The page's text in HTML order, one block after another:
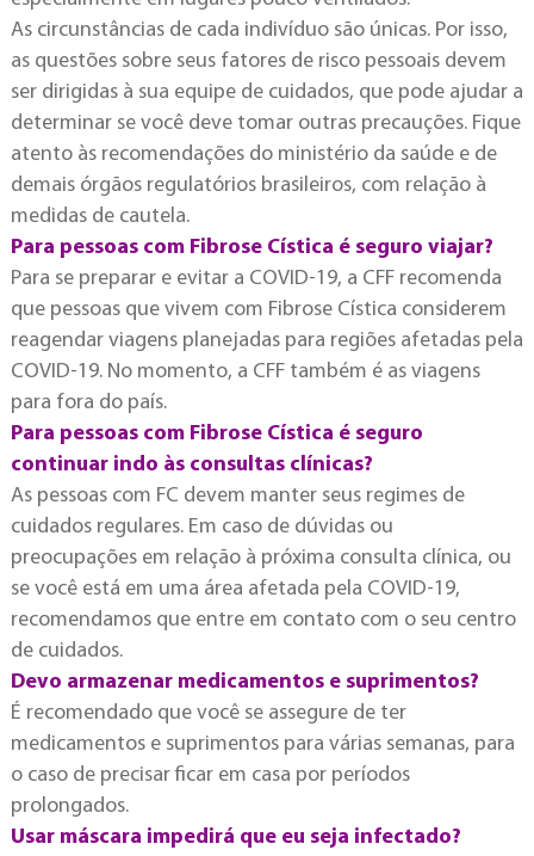
As circunstâncias de cada indivíduo são únicas. Por isso,
as questões sobre seus fatores de risco pessoais devem
ser dirigidas à sua equipe de cuidados, que pode ajudar a
determinar se você deve tomar outras precauções. Fique
atento às recomendações do ministério da saúde e de
demais órgãos regulatórios brasileiros, com relação à
medidas de cautela.
Para pessoas com Fibrose Cística é seguro viajar?
Para se preparar e evitar a COVID-19, a CFF recomenda
que pessoas que vivem com Fibrose Cística considerem
reagendar viagens planejadas para regiões afetadas pela
COVID-19. No momento, a CFF também é as viagens
para fora do país.
Para pessoas com Fibrose Cística é seguro
continuar indo às consultas clínicas?
As pessoas com FC devem manter seus regimes de
cuidados regulares. Em caso de dúvidas ou
preocupações em relação à próxima consulta clínica, ou
se você está em uma área afetada pela COVID-19,
recomendamos que entre em contato com o seu centro
de cuidados.
Devo armazenar medicamentos e suprimentos?
É recomendado que você se assegure de ter
medicamentos e suprimentos para várias semanas, para
o caso de precisar ficar em casa por períodos
prolongados.
Usar máscara impedirá que eu seja infectado?